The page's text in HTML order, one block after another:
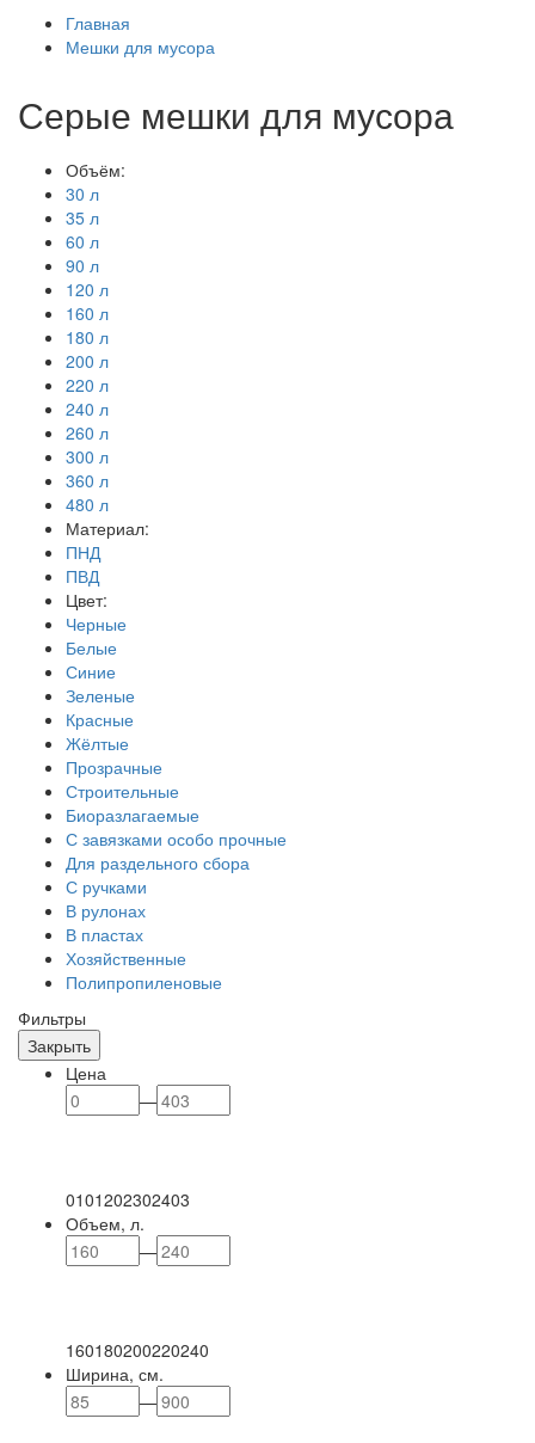
Главная
Мешки для мусора
Серые мешки для мусора
Объём:
30 л
35 л
60 л
90 л
120 л
160 л
180 л
200 л
220 л
240 л
260 л
300 л
360 л
480 л
Материал:
ПНД
ПВД
Цвет:
Черные
Белые
Синие
Зеленые
Красные
Жёлтые
Прозрачные
Строительные
Биоразлагаемые
С завязками особо прочные
Для раздельного сбора
С ручками
В рулонах
В пластах
Хозяйственные
Полипропиленовые
Фильтры
Закрыть
Цена
—
0101202302403
Объем, л.
—
160180200220240
Ширина, см.
—